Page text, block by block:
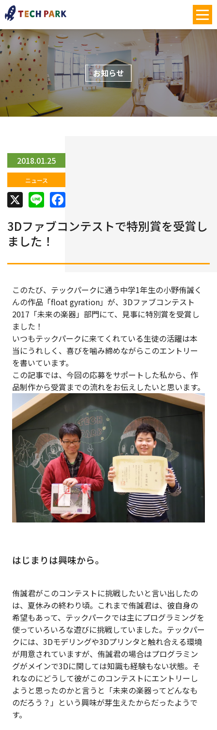
お知らせ
2018.01.25
ニュース
X Line
3Dファブコンテストで特別賞を受賞し
ました！
このたび、テックパークに通う中学1年生の小野侑誠く
んの作品「float gyration」が、3Dファブコンテスト
2017「未来の楽器」部門にて、見事に特別賞を受賞し
ました！
いつもテックパークに来てくれている生徒の活躍は本
当にうれしく、喜びを噛み締めながらこのエントリー
を書いています。
この記事では、今回の応募をサポートした私から、作
品制作から受賞までの流れをお伝えしたいと思います。
はじまりは興味から。
侑誠君がこのコンテストに挑戦したいと言い出したの
は、夏休みの終わり頃。これまで侑誠君は、彼自身の
希望もあって、テックパークでは主にプログラミングを
使っていろいろな遊びに挑戦していました。テックパー
クには、3Dモデリングや3Dプリンタと触れ合える環境
が用意されていますが、侑誠君の場合はプログラミン
グがメインで3Dに関しては知識も経験もない状態。そ
れなのにどうして彼がこのコンテストにエントリーし
ようと思ったのかと言うと「未来の楽器ってどんなも
のだろう？」という興味が芽生えたからだったようで
す。